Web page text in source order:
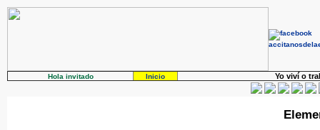
Hola invitado Inicio Yo viví o